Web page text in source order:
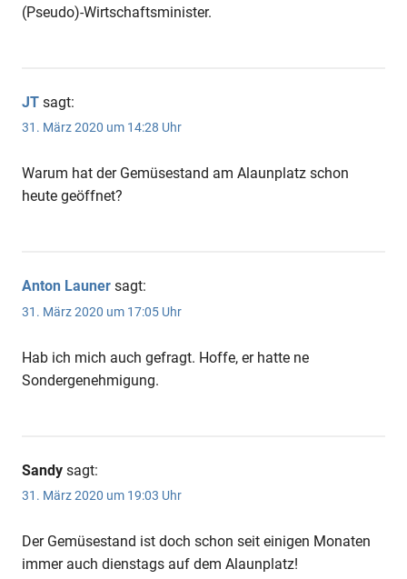
(Pseudo)-Wirtschaftsminister.
JT sagt:
31. März 2020 um 14:28 Uhr
Warum hat der Gemüsestand am Alaunplatz schon
heute geöffnet?
Anton Launer sagt:
31. März 2020 um 17:05 Uhr
Hab ich mich auch gefragt. Hoffe, er hatte ne
Sondergenehmigung.
Sandy sagt:
31. März 2020 um 19:03 Uhr
Der Gemüsestand ist doch schon seit einigen Monaten
immer auch dienstags auf dem Alaunplatz!